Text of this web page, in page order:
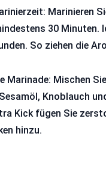
Marinieren
30 Minuten.
So ziehen die
Marinade: Mischen
Knoblauch
Kick fügen Sie
hinzu.